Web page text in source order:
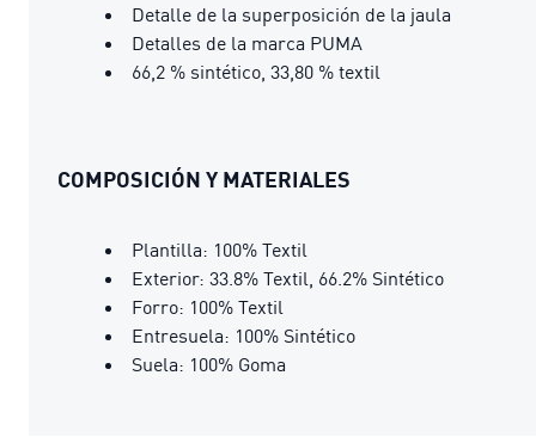
Detalle de la superposición de la jaula
Detalles de la marca PUMA
66,2 % sintético, 33,80 % textil
COMPOSICIÓN Y MATERIALES
Plantilla: 100% Textil
Exterior: 33.8% Textil, 66.2% Sintético
Forro: 100% Textil
Entresuela: 100% Sintético
Suela: 100% Goma